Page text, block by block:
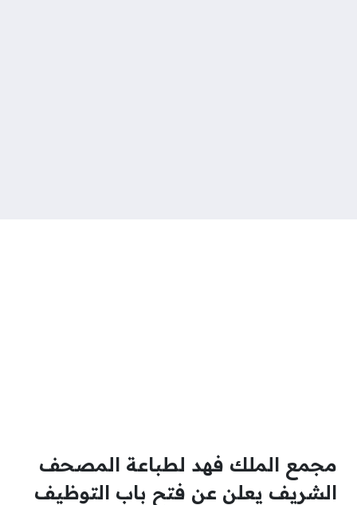
مجمع الملك فهد لطباعة المصحف
الشريف يعلن عن فتح باب التوظيف